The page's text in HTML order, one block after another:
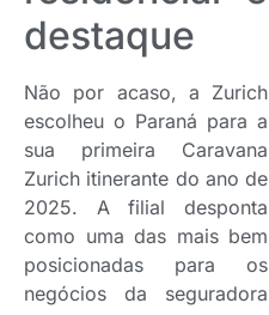
destaque
Não por acaso, a Zurich
escolheu o Paraná para a
sua primeira Caravana
Zurich itinerante do ano de
2025. A filial desponta
como uma das mais bem
posicionadas para os
negócios da seguradora